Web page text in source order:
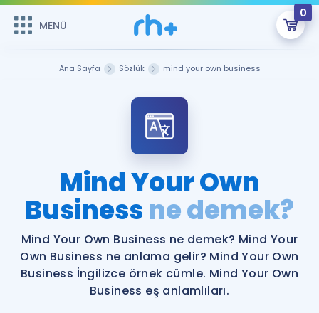
MENÜ
0
Şifremi Hatırlamıyorum
Sepetin Şu An Boş.
Remzi Hoca ile seni sınava hazırlayacak onlarca eğitim seni
bekliyor!
MENÜ
Katılımcı Görüşleri
Faydalı Araçlar
Ücretsiz Kaynaklar
Blog
İngilizce Gramer
Kariyer
Ana Sayfa Sözlük mind your own business
Mind Your Own
Businessne demek?
Mind Your Own Business ne demek? Mind Your
Own Business ne anlama gelir? Mind Your Own
Business İngilizce örnek cümle. Mind Your Own
Business eş anlamlıları.